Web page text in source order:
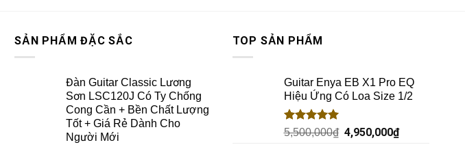
SẢN PHẨM ĐẶC SẮC
Đàn Guitar Classic Lương
Sơn LSC120J Có Ty Chống
Cong Cần + Bền Chất Lượng
Tốt + Giá Rẻ Dành Cho
Người Mới
TOP SẢN PHẨM
Guitar Enya EB X1 Pro EQ
Hiệu Ứng Có Loa Size 1/2
Rated5.00
5,500,000₫ 4,950,000₫